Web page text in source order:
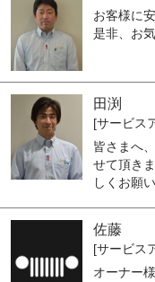
お客様に
是非、お
田渕
[サービス
皆さまへ
せて頂き
しくお願
佐藤
[サービス
オーナー